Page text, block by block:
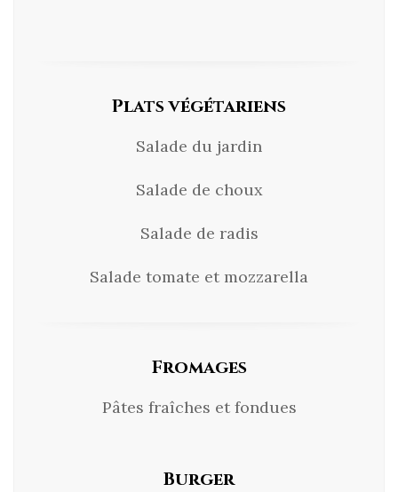
Plats végétariens
Salade du jardin
Salade de choux
Salade de radis
Salade tomate et mozzarella
Fromages
Pâtes fraîches et fondues
Burger